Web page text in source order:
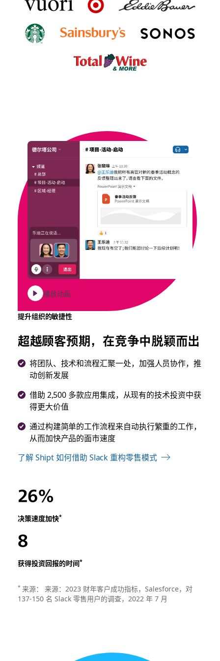
播放动画
提升组织的敏捷性
超越顾客预期，在竞争中脱颖而出
将团队、技术和流程汇聚一处，加强人员协作，推
动创新发展
借助 2,500 多款应用集成，从现有的技术投资中获
得更大价值
通过构建简单的工作流程来自动执行繁重的工作，
从而加快产品的面市速度
了解 Shipt 如何借助 Slack 重构零售模式
26%
决策速度加快*
8
获得投资回报的时间*
* 来源： 来源：2023 财年客户成功指标，Salesforce，对
137-150 名 Slack 零售用户的调查，2022 年 7 月